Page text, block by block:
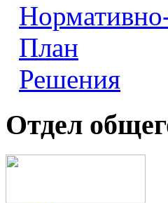
План
Решения
Отдел